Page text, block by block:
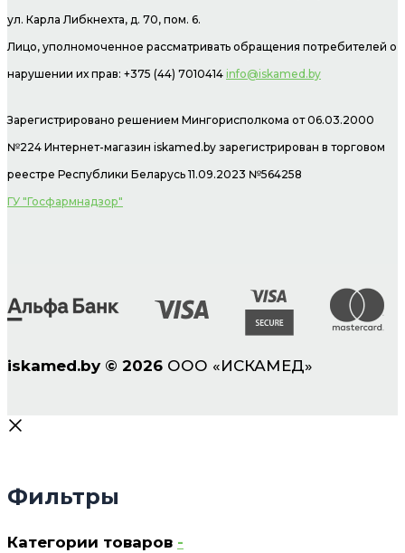
ул. Карла Либкнехта, д. 70, пом. 6.
Лицо, уполномоченное рассматривать обращения потребителей о
нарушении их прав: +375 (44) 7010414 info@iskamed.by
Зарегистрировано решением Мингорисполкома от 06.03.2000
№224 Интернет-магазин iskamed.by зарегистрирован в торговом
реестре Республики Беларусь 11.09.2023 №564258
ГУ "Госфармнадзор"
iskamed.by © 2026 ООО «ИСКАМЕД»
Фильтры
Категории товаров -